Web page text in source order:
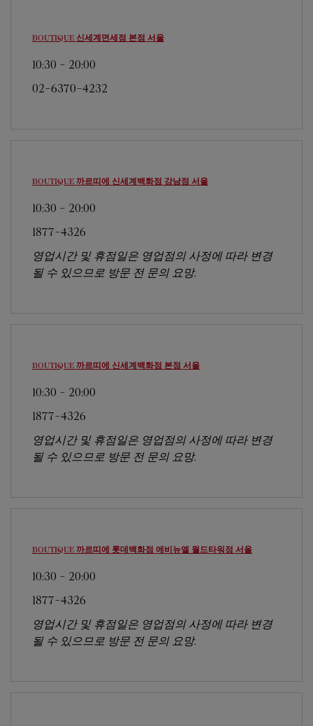
BOUTIQUE 신세계면세점 본점 서울
10:30 - 20:00
02-6370-4232
BOUTIQUE 까르띠에 신세계백화점 강남점 서울
10:30 - 20:00
1877-4326
영업시간 및 휴점일은 영업점의 사정에 따라 변경
될 수 있으므로 방문 전 문의 요망.
BOUTIQUE 까르띠에 신세계백화점 본점 서울
10:30 - 20:00
1877-4326
영업시간 및 휴점일은 영업점의 사정에 따라 변경
될 수 있으므로 방문 전 문의 요망.
BOUTIQUE 까르띠에 롯데백화점 에비뉴엘 월드타워점 서울
10:30 - 20:00
1877-4326
영업시간 및 휴점일은 영업점의 사정에 따라 변경
될 수 있으므로 방문 전 문의 요망.